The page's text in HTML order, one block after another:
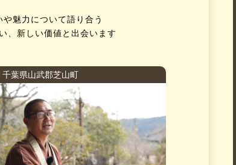
や魅力について語り合う
、 新しい価値と出会います
葉県山武郡芝山町